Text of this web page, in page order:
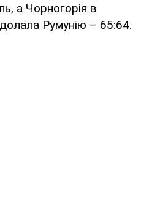
а Чорногорія в
Румунію – 65:64.